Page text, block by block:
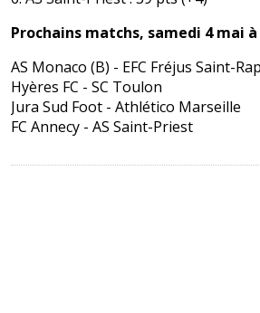
Prochains matchs, samedi 4 mai à
AS Monaco (B) - EFC Fréjus Saint-
Hyères FC - SC Toulon
Jura Sud Foot - Athlético Marseille
FC Annecy - AS Saint-Priest